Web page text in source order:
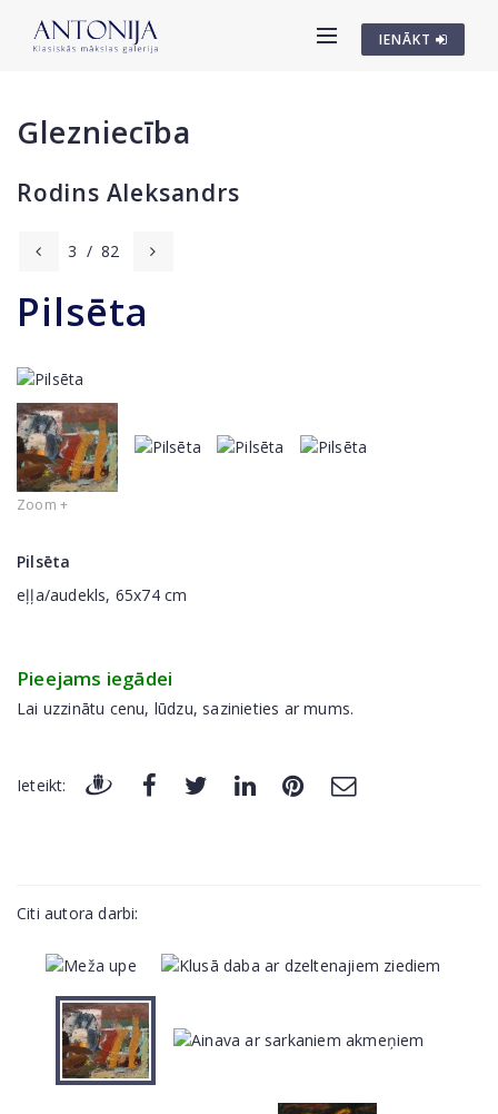
IENĀKT
Glezniecība
Rodins Aleksandrs
3 / 82
Pilsēta
Zoom +
Pilsēta
eļļa/audekls, 65x74 cm
Pieejams iegādei
Lai uzzinātu cenu, lūdzu, sazinieties ar mums.
Ieteikt:
Citi autora darbi: